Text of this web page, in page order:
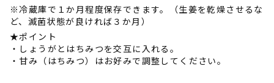
※冷蔵庫で１か月程度保存できます。（生姜を乾燥させるな
ど、滅菌状態が良ければ３か月）
★ポイント
・しょうがとはちみつを交互に入れる。
・甘み（はちみつ）はお好みで調整してください。